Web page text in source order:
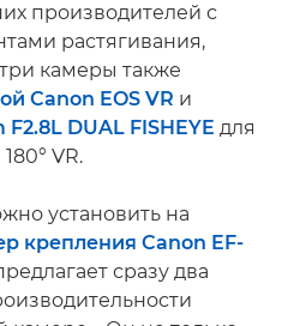
производителей с
растягивания,
камеры также
Canon EOS VR и
F2.8L DUAL FISHEYE для
VR.
установить на
крепления Canon EF-
сразу два